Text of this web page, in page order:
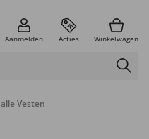
Aanmelden Acties Winkelwagen
alle Vesten